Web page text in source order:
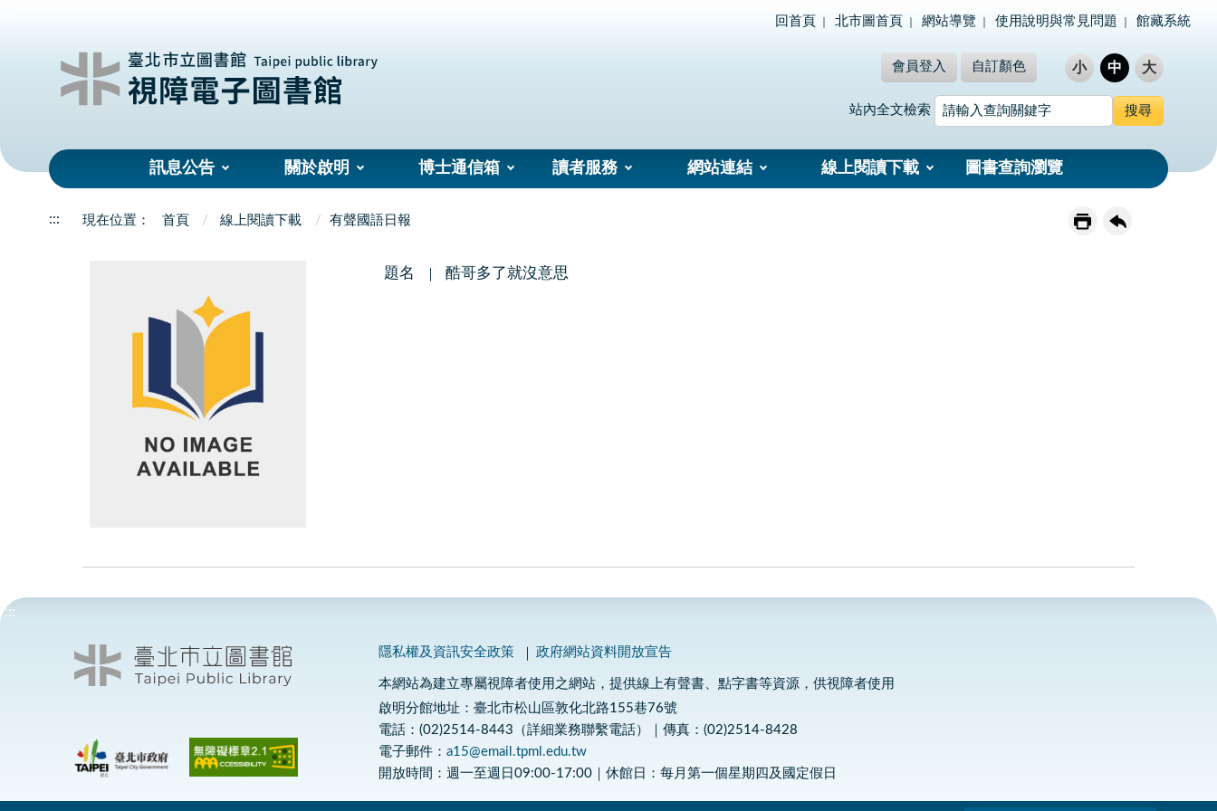
回首頁 北市圖首頁 網站導覽 使用說明與常見問題 館藏系統
會員登入 自訂顏色 小 中 大
站內全文檢索
訊息公告 關於啟明 博士通信箱 讀者服務 網站連結 線上閱讀下載 圖書查詢瀏覽
::: 首頁 線上閱讀下載 有聲國語日報
題名 酷哥多了就沒意思
:::
隱私權及資訊安全政策 政府網站資料開放宣告
本網站為建立專屬視障者使用之網站，提供線上有聲書、點字書等資源，供視障者使用
啟明分館地址：臺北市松山區敦化北路155巷76號
電話：(02)2514-8443（詳細業務聯繫電話）｜傳真：(02)2514-8428
電子郵件：a15@email.tpml.edu.tw
開放時間：週一至週日09:00-17:00｜休館日：每月第一個星期四及國定假日